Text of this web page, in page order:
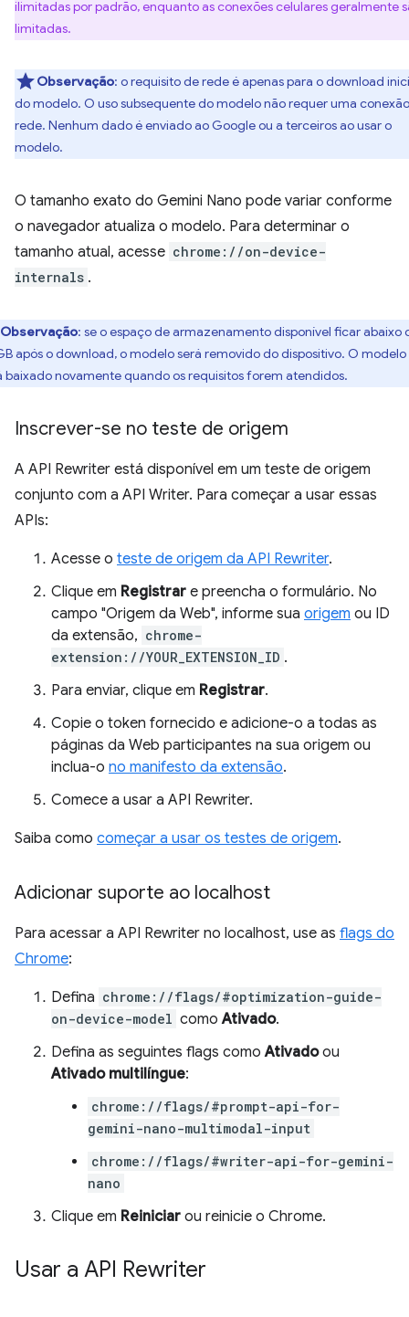
ilimitadas por padrão, enquanto as conexões celulares geralmente
limitadas.
Observação: o requisito de rede é apenas para o download
do modelo. O uso subsequente do modelo não requer uma
rede. Nenhum dado é enviado ao Google ou a terceiros ao usar o
modelo.
O tamanho exato do Gemini Nano pode variar conforme
o navegador atualiza o modelo. Para determinar o
tamanho atual, acesse chrome://on-device-
internals .
Observação: se o espaço de armazenamento disponível ficar abaixo
após o download, o modelo será removido do dispositivo. O modelo
baixado novamente quando os requisitos forem atendidos.
Inscrever-se no teste de origem
A API Rewriter está disponível em um teste de origem
conjunto com a API Writer. Para começar a usar essas
APIs:
Acesse o teste de origem da API Rewriter.
Clique em Registrar e preencha o formulário. No
campo "Origem da Web", informe sua origem ou ID
da extensão, chrome-
extension://YOUR_EXTENSION_ID .
Para enviar, clique em Registrar.
Copie o token fornecido e adicione-o a todas as
páginas da Web participantes na sua origem ou
inclua-o no manifesto da extensão.
Comece a usar a API Rewriter.
Saiba como começar a usar os testes de origem.
Adicionar suporte ao localhost
Para acessar a API Rewriter no localhost, use as flags do
Chrome:
Defina chrome://flags/#optimization-guide-
on-device-model comoAtivado.
Defina as seguintes flags comoAtivadoou
Ativado multilíngue:
chrome://flags/#prompt-api-for-
gemini-nano-multimodal-input
chrome://flags/#writer-api-for-gemini-
nano
Clique em Reiniciar ou reinicie o Chrome.
Usar a API Rewriter